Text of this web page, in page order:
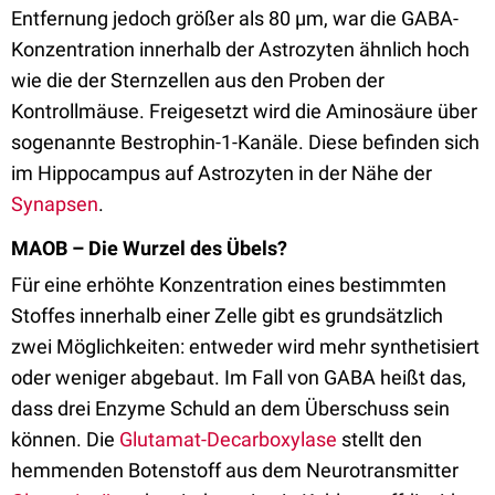
Entfernung jedoch größer als 80 µm, war die GABA-
Konzentration innerhalb der Astrozyten ähnlich hoch
wie die der Sternzellen aus den Proben der
Kontrollmäuse. Freigesetzt wird die Aminosäure über
sogenannte Bestrophin-1-Kanäle. Diese befinden sich
im Hippocampus auf Astrozyten in der Nähe der
Synapsen.
MAOB – Die Wurzel des Übels?
Für eine erhöhte Konzentration eines bestimmten
Stoffes innerhalb einer Zelle gibt es grundsätzlich
zwei Möglichkeiten: entweder wird mehr synthetisiert
oder weniger abgebaut. Im Fall von GABA heißt das,
dass drei Enzyme Schuld an dem Überschuss sein
können. Die Glutamat-Decarboxylase stellt den
hemmenden Botenstoff aus dem Neurotransmitter